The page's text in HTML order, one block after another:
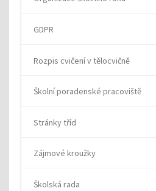
GDPR
Rozpis cvičení v tělocvičně
Školní poradenské pracoviště
Stránky tříd
Zájmové kroužky
Školská rada